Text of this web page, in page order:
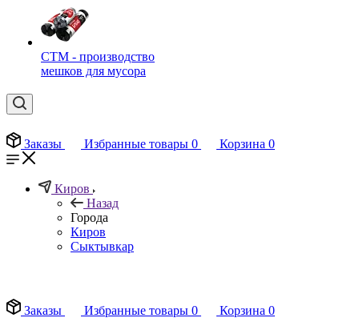
СТМ - производство
мешков для мусора
Заказы Избранные товары 0 Корзина 0
Киров
Назад
Города
Киров
Сыктывкар
Заказы
Избранные товары 0 Корзина 0